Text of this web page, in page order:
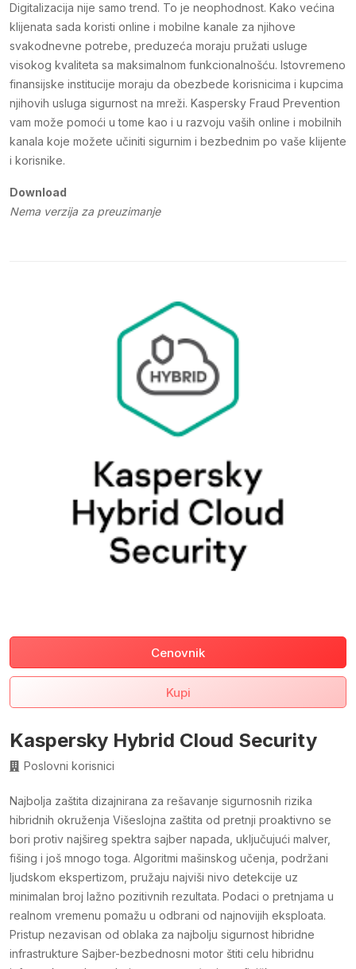
Digitalizacija nije samo trend. To je neophodnost. Kako većina
klijenata sada koristi online i mobilne kanale za njihove
svakodnevne potrebe, preduzeća moraju pružati usluge
visokog kvaliteta sa maksimalnom funkcionalnošću. Istovremeno
finansijske institucije moraju da obezbede korisnicima i kupcima
njihovih usluga sigurnost na mreži. Kaspersky Fraud Prevention
vam može pomoći u tome kao i u razvoju vaših online i mobilnih
kanala koje možete učiniti sigurnim i bezbednim po vaše klijente
i korisnike.
Download
Nema verzija za preuzimanje
Cenovnik
Kupi
Kaspersky Hybrid Cloud Security
Poslovni korisnici
Najbolja zaštita dizajnirana za rešavanje sigurnosnih rizika
hibridnih okruženja Višeslojna zaštita od pretnji proaktivno se
bori protiv najšireg spektra sajber napada, uključujući malver,
fišing i još mnogo toga. Algoritmi mašinskog učenja, podržani
ljudskom ekspertizom, pružaju najviši nivo detekcije uz
minimalan broj lažno pozitivnih rezultata. Podaci o pretnjama u
realnom vremenu pomažu u odbrani od najnovijih eksploata.
Pristup nezavisan od oblaka za najbolju sigurnost hibridne
infrastrukture Sajber-bezbednosni motor štiti celu hibridnu